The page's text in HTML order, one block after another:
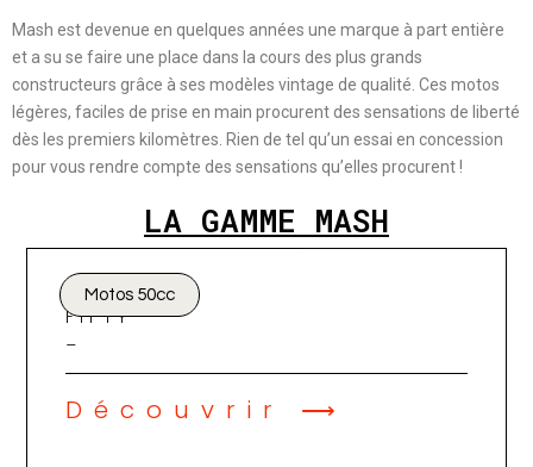
Mash est devenue en quelques années une marque à part entière
et a su se faire une place dans la cours des plus grands
constructeurs grâce à ses modèles vintage de qualité. Ces motos
légères, faciles de prise en main procurent des sensations de liberté
dès les premiers kilomètres. Rien de tel qu’un essai en concession
pour vous rendre compte des sensations qu’elles procurent !
LA GAMME MASH
FIFTY
_
Découvrir ⟶
Motos 50cc